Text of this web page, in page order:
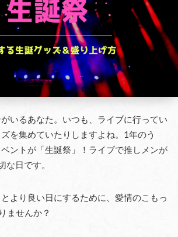
いるあなた。いつも、ライブに行ってい
を集めていたりしますよね。1年のう
ントが「生誕祭」！ライブで推しメンが
な日です。
より良い日にするために、愛情のこもっ
ませんか？